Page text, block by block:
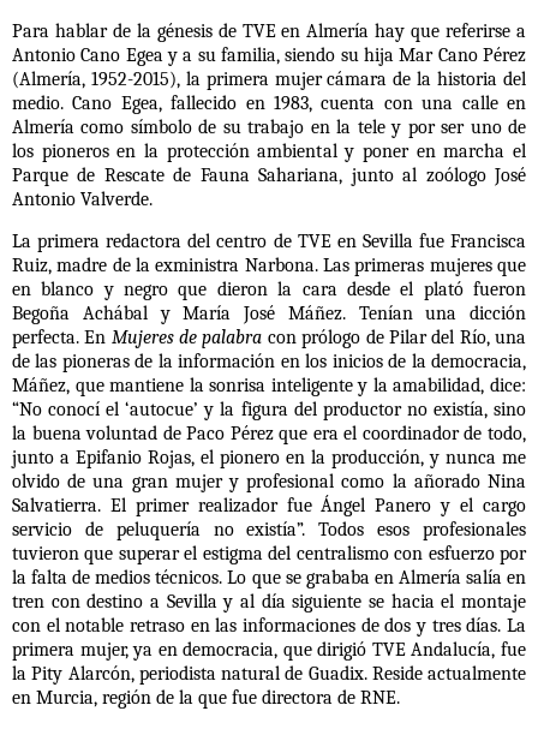
Para hablar de la génesis de TVE en Almería hay que referirse a
Antonio Cano Egea y a su familia, siendo su hija Mar Cano Pérez
(Almería, 1952-2015), la primera mujer cámara de la historia del
medio. Cano Egea, fallecido en 1983, cuenta con una calle en
Almería como símbolo de su trabajo en la tele y por ser uno de
los pioneros en la protección ambiental y poner en marcha el
Parque de Rescate de Fauna Sahariana, junto al zoólogo José
Antonio Valverde.
La primera redactora del centro de TVE en Sevilla fue Francisca
Ruiz, madre de la exministra Narbona. Las primeras mujeres que
en blanco y negro que dieron la cara desde el plató fueron
Begoña Achábal y María José Máñez. Tenían una dicción
perfecta. En Mujeres de palabra con prólogo de Pilar del Río, una
de las pioneras de la información en los inicios de la democracia,
Máñez, que mantiene la sonrisa inteligente y la amabilidad, dice:
“No conocí el ‘autocue’ y la figura del productor no existía, sino
la buena voluntad de Paco Pérez que era el coordinador de todo,
junto a Epifanio Rojas, el pionero en la producción, y nunca me
olvido de una gran mujer y profesional como la añorado Nina
Salvatierra. El primer realizador fue Ángel Panero y el cargo
servicio de peluquería no existía”. Todos esos profesionales
tuvieron que superar el estigma del centralismo con esfuerzo por
la falta de medios técnicos. Lo que se grababa en Almería salía en
tren con destino a Sevilla y al día siguiente se hacia el montaje
con el notable retraso en las informaciones de dos y tres días. La
primera mujer, ya en democracia, que dirigió TVE Andalucía, fue
la Pity Alarcón, periodista natural de Guadix. Reside actualmente
en Murcia, región de la que fue directora de RNE.